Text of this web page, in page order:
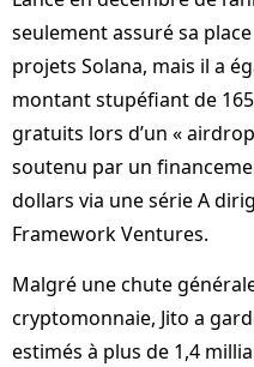
seulement assuré sa
projets Solana, mais il a
montant stupéfiant de
gratuits lors d’un «
soutenu par un
dollars via une série A
Framework Ventures.
Malgré une chute
cryptomonnaie, Jito a
estimés à plus de 1,4